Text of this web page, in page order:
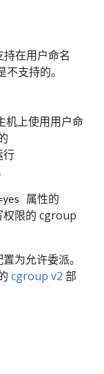
在用户命名
支持的。
机上使用用户命
行
属性的
权限的 cgroup
为允许委派。
cgroup v2 部